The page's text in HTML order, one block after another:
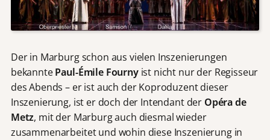
Der in Marburg schon aus vielen Inszenierungen
bekanntePaul-Émile Fourny ist nicht nur der Regisseur
des Abends – er ist auch der Koproduzent dieser
Inszenierung, ist er doch der Intendant der Opéra de
Metz, mit der Marburg auch diesmal wieder
zusammenarbeitet und wohin diese Inszenierung in